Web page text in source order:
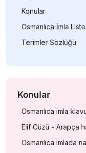
Konular
Osmanlıca İmla
Terimler Sözlüğü
Konular
Osmanlıca imla
Elif Cüzü - Arapça
Osmanlıca imlada